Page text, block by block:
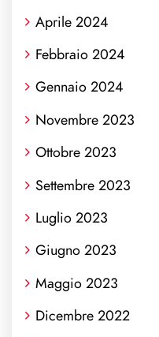
Aprile 2024
Febbraio 2024
Gennaio 2024
Novembre 2023
Ottobre 2023
Settembre 2023
Luglio 2023
Giugno 2023
Maggio 2023
Dicembre 2022